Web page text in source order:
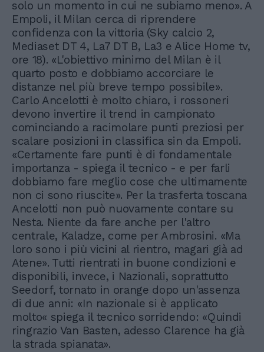
solo un momento in cui ne subiamo meno». A
Empoli, il Milan cerca di riprendere
confidenza con la vittoria (Sky calcio 2,
Mediaset DT 4, La7 DT B, La3 e Alice Home tv,
ore 18). «L'obiettivo minimo del Milan è il
quarto posto e dobbiamo accorciare le
distanze nel più breve tempo possibile».
Carlo Ancelotti è molto chiaro, i rossoneri
devono invertire il trend in campionato
cominciando a racimolare punti preziosi per
scalare posizioni in classifica sin da Empoli.
«Certamente fare punti è di fondamentale
importanza - spiega il tecnico - e per farli
dobbiamo fare meglio cose che ultimamente
non ci sono riuscite». Per la trasferta toscana
Ancelotti non può nuovamente contare su
Nesta. Niente da fare anche per l'altro
centrale, Kaladze, come per Ambrosini. «Ma
loro sono i più vicini al rientro, magari già ad
Atene». Tutti rientrati in buone condizioni e
disponibili, invece, i Nazionali, soprattutto
Seedorf, tornato in orange dopo un'assenza
di due anni: «In nazionale si è applicato
molto« spiega il tecnico sorridendo: «Quindi
ringrazio Van Basten, adesso Clarence ha già
la strada spianata».